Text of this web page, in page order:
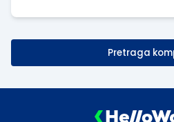
Pretraga